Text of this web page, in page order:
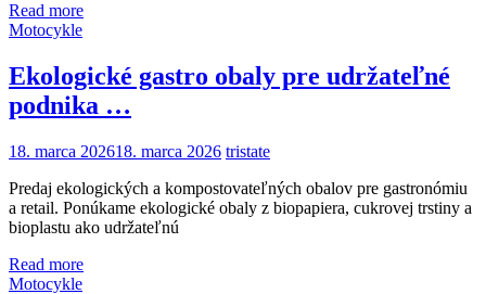
Read more
Motocykle
Ekologické gastro obaly pre udržateľné
podnika …
18. marca 202618. marca 2026 tristate
Predaj ekologických a kompostovateľných obalov pre gastronómiu
a retail. Ponúkame ekologické obaly z biopapiera, cukrovej trstiny a
bioplastu ako udržateľnú
Read more
Motocykle